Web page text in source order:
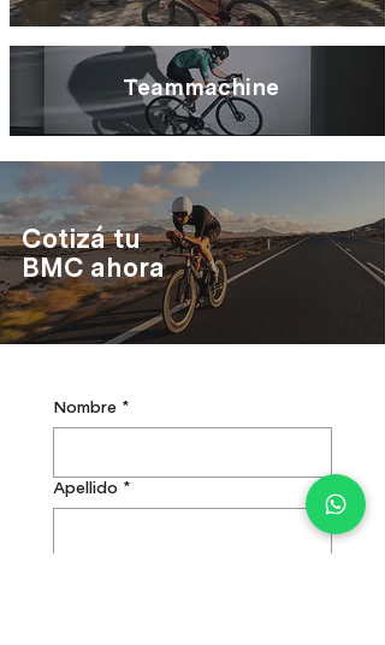
Teammachine
Cotizá tu
BMC ahora
Nombre *
Apellido *